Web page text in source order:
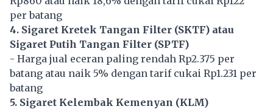
per batang
4. Sigaret Kretek Tangan Filter (SKTF) atau
Sigaret Putih Tangan Filter (SPTF)
- Harga jual eceran paling rendah Rp2.375 per
batang atau naik 5% dengan tarif cukai Rp1.231 per
batang
5. Sigaret Kelembak Kemenyan (KLM)